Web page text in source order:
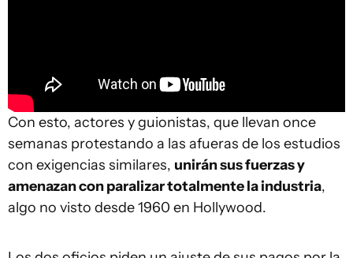
Con esto, actores y guionistas, que llevan once
semanas protestando a las afueras de los estudios
con exigencias similares, unirán sus fuerzas y
amenazan con paralizar totalmente la industria,
algo no visto desde 1960 en Hollywood.